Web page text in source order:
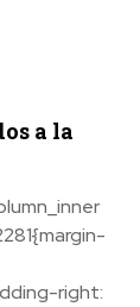
a la
right: